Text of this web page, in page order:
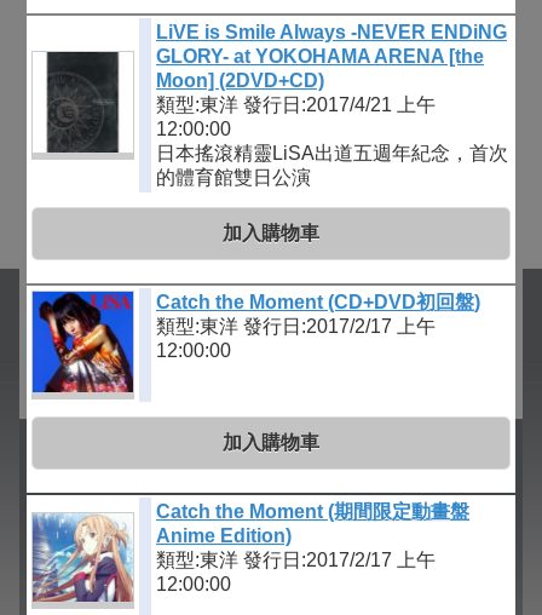
LiVE is Smile Always -NEVER ENDiNG
GLORY- at YOKOHAMA ARENA [the
Moon] (2DVD+CD)
類型:東洋 發行日:2017/4/21 上午
12:00:00
日本搖滾精靈LiSA出道五週年紀念，首次
的體育館雙日公演
加入購物車
Catch the Moment (CD+DVD初回盤)
類型:東洋 發行日:2017/2/17 上午
12:00:00
加入購物車
Catch the Moment (期間限定動畫盤
Anime Edition)
類型:東洋 發行日:2017/2/17 上午
12:00:00